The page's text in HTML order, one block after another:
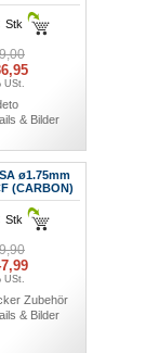
Stk
USt.
& Bilder
ø1.75mm
(CARBON)
Stk
USt.
Zubehör
& Bilder